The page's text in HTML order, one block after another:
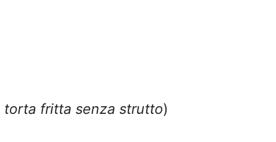
torta fritta senza strutto)